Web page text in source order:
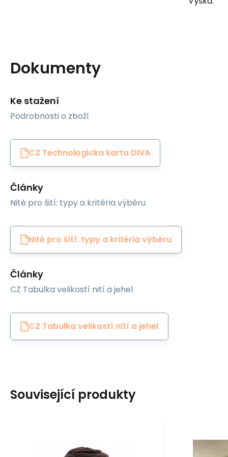
Dokumenty
Ke stažení
Podrobnosti o zboží
CZ Technologicka karta DIVA
Články
Nitě pro šití: typy a kritéria výběru
Nitě pro šití: typy a kritéria výběru
Články
CZ Tabulka velikostí nití a jehel
CZ Tabulka velikostí nití a jehel
Související produkty
WAS Cotton Cords
Kód:BLSNURA350
8595721015683
Skladem 1 EAN: